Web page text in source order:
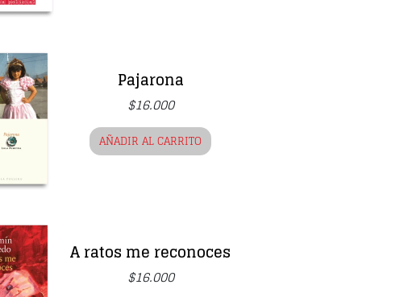
Pajarona
$16.000
AÑADIR AL CARRITO
A ratos me reconoces
$16.000